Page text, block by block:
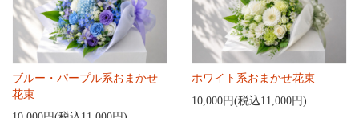
ブルー・パープル系おまかせ
花束
ホワイト系おまかせ花束
10,000円(税込11,000円)